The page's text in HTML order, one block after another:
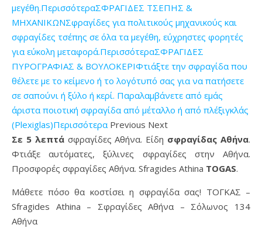
μεγέθη.ΠερισσότεραΣΦΡΑΓΙΔΕΣ ΤΣΕΠΗΣ &
ΜΗΧΑΝΙΚΩΝΣφραγίδες για πολιτικούς μηχανικούς και
σφραγίδες τσέπης σε όλα τα μεγέθη, εύχρηστες φορητές
για εύκολη μεταφορά.ΠερισσότεραΣΦΡΑΓΙΔΕΣ
ΠΥΡΟΓΡΑΦΙΑΣ & ΒΟΥΛΟΚΕΡΙΦτιάξτε την σφραγίδα που
θέλετε με το κείμενο ή το λογότυπό σας για να πατήσετε
σε σαπούνι ή ξύλο ή κερί. Παραλαμβάνετε από εμάς
άριστα ποιοτική σφραγίδα από μέταλλο ή από πλέξιγκλάς
(Plexiglas)ΠερισσότεραPrevious Next
Σε 5 λεπτά σφραγίδες Αθήνα. Είδη σφραγίδας Αθήνα.
Φτιάξε αυτόματες, ξύλινες σφραγίδες στην Αθήνα.
Προσφορές σφραγίδες Αθήνα. Sfragides Athina TOGAS.
Μάθετε πόσο θα κοστίσει η σφραγίδα σας! ΤΟΓΚΑΣ –
Sfragides Athina – Σφραγίδες Αθήνα – Σόλωνος 134
Αθήνα